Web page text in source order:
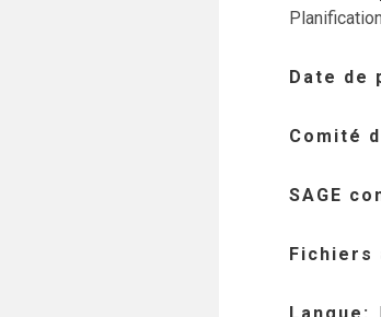
Date de
Comité
SAGE
Fichiers